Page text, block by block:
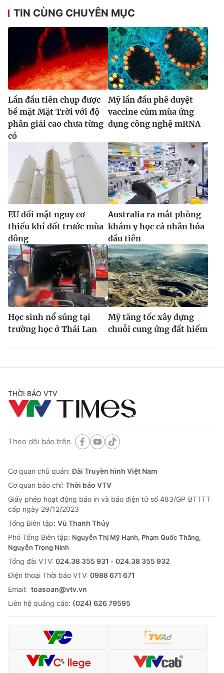
Ðiện thoại Thời báo VTV:
024.66 897 897
Email:toasoan@vtv.vn
Liên hệ quảng cáo:
024-7300.7108
® Cấm sao chép dưới mọi hình thức nếu không có sự chấp
thuận bằng văn bản. Ghi rõ nguồn VTV.vn khi phát hành lại
thông tin từ website này.
TIN CÙNG CHUYÊN MỤC
Lần đầu tiên chụp được
bề mặt Mặt Trời với độ
phân giải cao chưa từng
có
Mỹ lần đầu phê duyệt
vaccine cúm mùa ứng
dụng công nghệ mRNA
EU đối mặt nguy cơ
thiếu khí đốt trước mùa
đông
Australia ra mắt phòng
khám y học cá nhân hóa
đầu tiên
Học sinh nổ súng tại
trường học ở Thái Lan
Mỹ tăng tốc xây dựng
chuỗi cung ứng đất hiếm
THỜI BÁO VTV
Theo dõi báo trên
Cơ quan chủ quản:Đài Truyền hình Việt Nam
Cơ quan báo chí: Thời báo VTV
Giấy phép hoạt động báo in và báo điện tử số 483/GP-BTTTT
cấp ngày 29/12/2023
Tổng Biên tập: Vũ Thanh Thủy
Phó Tổng Biên tập: Nguyễn Thị Mỹ Hạnh, Phạm Quốc Thắng,
Nguyễn Trọng Ninh
Tổng đài VTV: 024.38 355 931 - 024.38 355 932
Ðiện thoại Thời báo VTV: 0988 671 671
Email: toasoan@vtv.vn
Liên hệ quảng cáo: (024) 626 79595